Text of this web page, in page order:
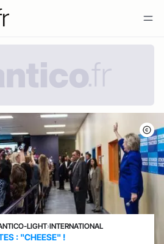
LIGHT›INTERNATIONAL
: "CHEESE" !